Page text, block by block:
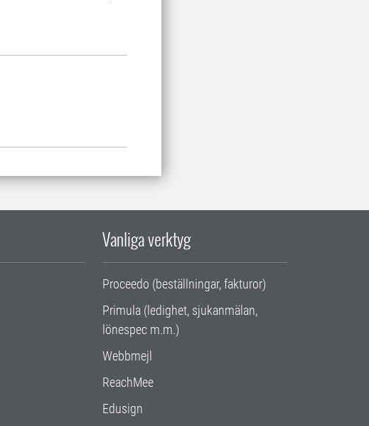
Vanliga verktyg
Proceedo (beställningar, fakturor)
Primula (ledighet, sjukanmälan,
lönespec m.m.)
Webbmejl
ReachMee
Edusign